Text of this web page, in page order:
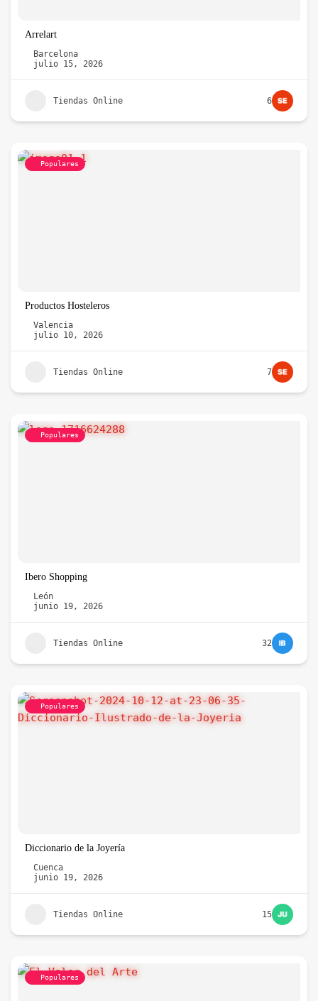
Arrelart
Barcelona
julio 15, 2026
Tiendas Online 6
Populares
Productos Hosteleros
Valencia
julio 10, 2026
Tiendas Online 7
Populares
Ibero Shopping
León
junio 19, 2026
Tiendas Online 32
Populares
Diccionario de la Joyería
Cuenca
junio 19, 2026
Tiendas Online 15
Populares